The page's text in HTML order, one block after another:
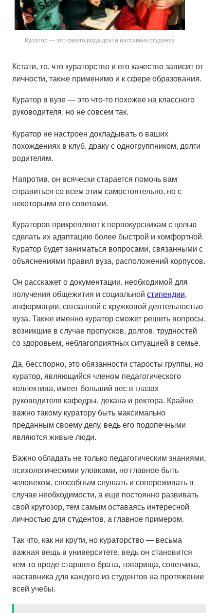
Куратор — это своего рода друг и наставник студента
Кстати, то, что кураторство и его качество зависит от
личности, также применимо и к сфере образования.
Куратор в вузе — это что-то похожее на классного
руководителя, но не совсем так.
Куратор не настроен докладывать о ваших
похождениях в клуб, драку с одногруппником, долги
родителям.
Напротив, он всячески старается помочь вам
справиться со всем этим самостоятельно, но с
некоторыми его советами.
Кураторов прикрепляют к первокурсникам с целью
сделать их адаптацию более быстрой и комфортной.
Куратор будет заниматься вопросами, связанными с
объяснениями правил вуза, расположений корпусов.
Он расскажет о документации, необходимой для
получения общежития и социальной стипендии,
информации, связанной с кружковой деятельностью
вуза. Также именно куратор сможет решить вопросы,
возникшие в случае пропусков, долгов, трудностей
со здоровьем, неблагоприятных ситуацией в семье.
Да, бесспорно, это обязанности старосты группы, но
куратор, являющийся членом педагогического
коллектива, имеет больший вес в глазах
руководителя кафедры, декана и ректора. Крайне
важно такому куратору быть максимально
преданным своему делу, ведь его подопечными
являются живые люди.
Важно обладать не только педагогическим знаниями,
психологическими уловками, но главное быть
человеком, способным слушать и сопереживать в
случае необходимости, а еще постоянно развивать
свой кругозор, тем самым оставаясь интересной
личностью для студентов, а главное примером.
Так что, как ни крути, но кураторство — весьма
важная вещь в университете, ведь он становится
кем-то вроде старшего брата, товарища, советчика,
наставника для каждого из студентов на протяжении
всей учебы.